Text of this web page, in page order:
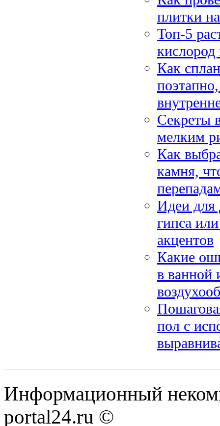
плитки
Топ-5
Как
Секреты
мелким
Как
камня,
Идеи для
гипса
акцентов
Какие
в ванной
пол с
Информационный
portal24.ru ©